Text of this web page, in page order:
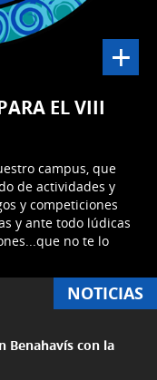
+
EL VIII
campus, que
de actividades y
y competiciones
y ante todo lúdicas
no te lo
NOTICIAS
Benahavís con la